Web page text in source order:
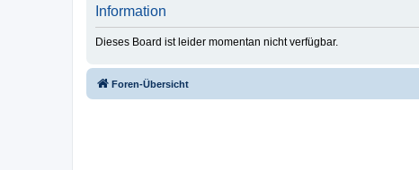
Information
Dieses Board ist leider momentan nicht verfügbar.
Foren-Übersicht